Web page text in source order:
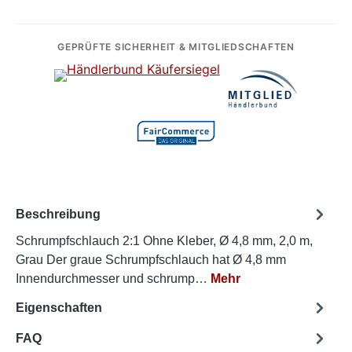
GEPRÜFTE SICHERHEIT & MITGLIEDSCHAFTEN
Beschreibung
Schrumpfschlauch 2:1 Ohne Kleber, Ø 4,8 mm, 2,0 m,
Grau Der graue Schrumpfschlauch hat Ø 4,8 mm
Innendurchmesser und schrump… Mehr
Eigenschaften
FAQ